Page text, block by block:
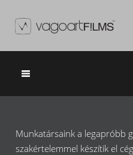
Munkatársaink a legapróbb
szakértelemmel készítik el